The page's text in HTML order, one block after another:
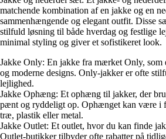
matchende kombination af en jakke og en
sammenhængende og elegant outfit. Disse
stilfuld løsning til både hverdag og festlige
minimal styling og giver et sofistikeret look.
Jakke Only: En jakke fra mærket Only, som
og moderne designs. Only-jakker er ofte
lejlighed.
Jakke Ophæng: Et ophæng til jakker, der
pænt og ryddeligt op. Ophænget kan være i
træ, plastik eller metal.
Jakke Outlet: Et outlet, hvor du kan finde
Outlet-butikker tilbyder ofte rabatter på